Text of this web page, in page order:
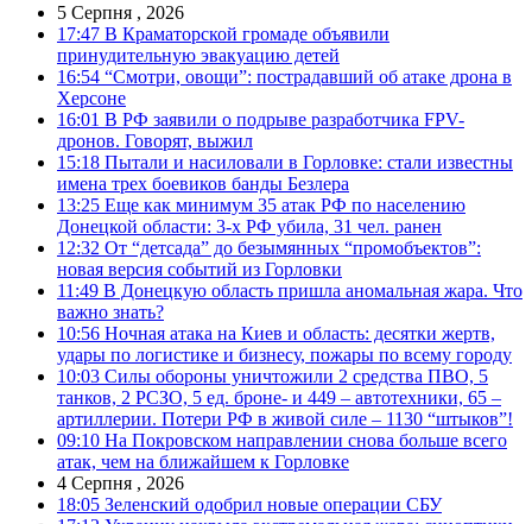
5 Серпня , 2026
17:47 В Краматорской громаде объявили
принудительную эвакуацию детей
16:54 “Смотри, овощи”: пострадавший об атаке дрона в
Херсоне
16:01 В РФ заявили о подрыве разработчика FPV-
дронов. Говорят, выжил
15:18 Пытали и насиловали в Горловке: стали известны
имена трех боевиков банды Безлера
13:25 Еще как минимум 35 атак РФ по населению
Донецкой области: 3-х РФ убила, 31 чел. ранен
12:32 От “детсада” до безымянных “промобъектов”:
новая версия событий из Горловки
11:49 В Донецкую область пришла аномальная жара. Что
важно знать?
10:56 Ночная атака на Киев и область: десятки жертв,
удары по логистике и бизнесу, пожары по всему городу
10:03 Силы обороны уничтожили 2 средства ПВО, 5
танков, 2 РСЗО, 5 ед. броне- и 449 – автотехники, 65 –
артиллерии. Потери РФ в живой силе – 1130 “штыков”!
09:10 На Покровском направлении снова больше всего
атак, чем на ближайшем к Горловке
4 Серпня , 2026
18:05 Зеленский одобрил новые операции СБУ